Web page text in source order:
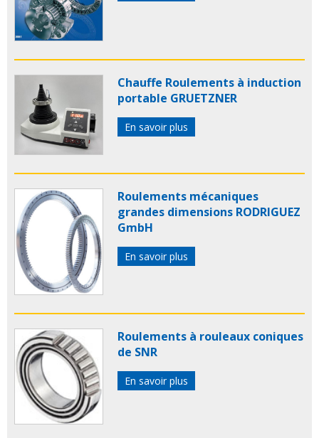
Chauffe Roulements à induction
portable GRUETZNER
En savoir plus
Roulements mécaniques
grandes dimensions RODRIGUEZ
GmbH
En savoir plus
Roulements à rouleaux coniques
de SNR
En savoir plus